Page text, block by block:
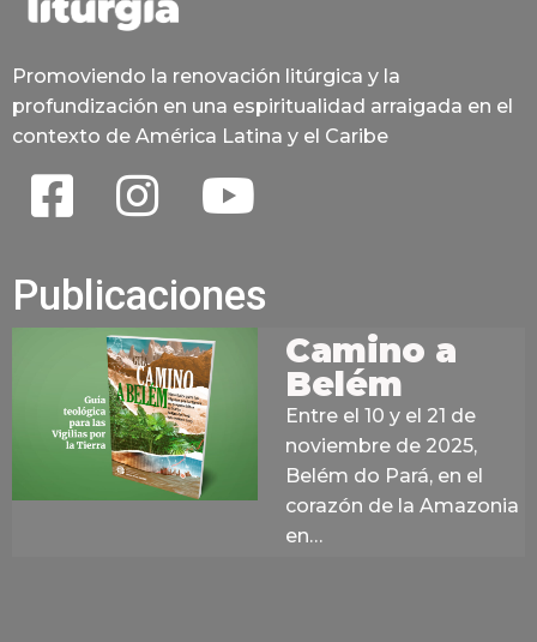
Promoviendo la renovación litúrgica y la
profundización en una espiritualidad arraigada en el
contexto de América Latina y el Caribe
Publicaciones
Camino a
Belém
Entre el 10 y el 21 de
noviembre de 2025,
Belém do Pará, en el
corazón de la Amazonia
en…